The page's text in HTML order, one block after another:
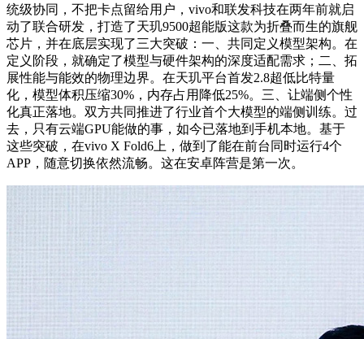
统级协同，不把卡点留给用户，vivo和联发科技在两年前就启
动了联合研发，打造了天玑9500超能版这款为折叠而生的旗舰
芯片，并在底层实现了三大突破：一、共同定义模型架构。在
定义阶段，就确定了模型与硬件架构的深度适配需求；二、拓
展性能与能效的物理边界。在天玑平台首发2.8超低比特量
化，模型体积压缩30%，内存占用降低25%。三、让端侧个性
化真正落地。双方共同推进了行业首个大模型的端侧训练。过
去，只有云端GPU能做的事，如今已落地到手机本地。基于
这些突破，在vivo X Fold6上，做到了能在前台同时运行4个
APP，随意切换依然流畅。这在安卓阵营是第一次。